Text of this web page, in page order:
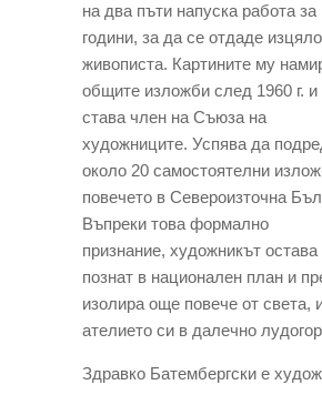
на два пъти напуска работа за
години, за да се отдаде
живописта. Картините му
общите изложби след 1960 г. и
става член на Съюза на
художниците. Успява да
около 20 самостоятелни
повечето в Североизточна
Въпреки това формално
признание, художникът
познат в национален план и
изолира още повече от света,
ателието си в далечно
Здравко Батембергски е